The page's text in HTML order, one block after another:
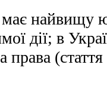
найвищу
дії; в
права